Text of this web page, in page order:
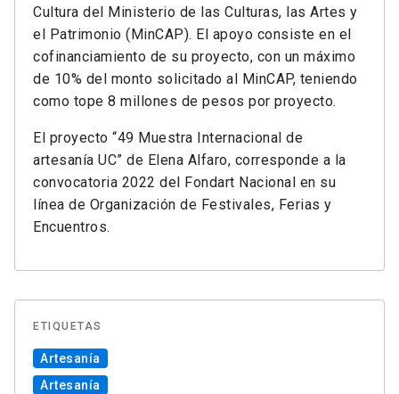
Cultura del Ministerio de las Culturas, las Artes y
el Patrimonio (MinCAP). El apoyo consiste en el
cofinanciamiento de su proyecto, con un máximo
de 10% del monto solicitado al MinCAP, teniendo
como tope 8 millones de pesos por proyecto.
El proyecto “49 Muestra Internacional de
artesanía UC” de Elena Alfaro, corresponde a la
convocatoria 2022 del Fondart Nacional en su
línea de Organización de Festivales, Ferias y
Encuentros.
ETIQUETAS
Artesanía
Artesanía